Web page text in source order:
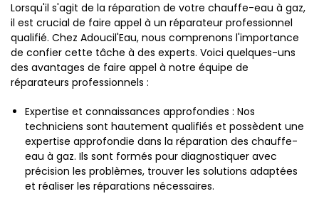
Lorsqu'il s'agit de la réparation de votre chauffe-eau à gaz,
il est crucial de faire appel à un réparateur professionnel
qualifié. Chez Adoucil'Eau, nous comprenons l'importance
de confier cette tâche à des experts. Voici quelques-uns
des avantages de faire appel à notre équipe de
réparateurs professionnels :
Expertise et connaissances approfondies : Nos
techniciens sont hautement qualifiés et possèdent une
expertise approfondie dans la réparation des chauffe-
eau à gaz. Ils sont formés pour diagnostiquer avec
précision les problèmes, trouver les solutions adaptées
et réaliser les réparations nécessaires.